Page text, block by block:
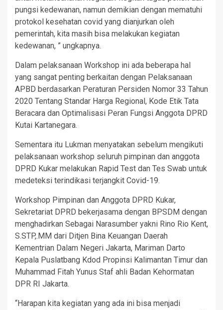
pungsi kedewanan, namun demikian dengan mematuhi
protokol kesehatan covid yang dianjurkan oleh
pemerintah, kita masih bisa melakukan kegiatan
kedewanan, ” ungkapnya.
Dalam pelaksanaan Workshop ini ada beberapa hal
yang sangat penting berkaitan dengan Pelaksanaan
APBD berdasarkan Peraturan Persiden Nomor 33 Tahun
2020 Tentang Standar Harga Regional, Kode Etik Tata
Beracara dan Optimalisasi Peran Fungsi Anggota DPRD
Kutai Kartanegara.
Sementara itu Lukman menyatakan sebelum mengikuti
pelaksanaan workshop seluruh pimpinan dan anggota
DPRD Kukar melakukan Rapid Test dan Tes Swab untuk
medeteksi terindikasi terjangkit Covid-19.
Workshop Pimpinan dan Anggota DPRD Kukar,
Sekretariat DPRD bekerjasama dengan BPSDM dengan
menghadirkan Sebagai Narasumber yakni Rino Rio Kent,
S.STP,.MM dari Ditjen Bina Keuangan Daerah
Kementrian Dalam Negeri Jakarta, Mariman Darto
Kepala Puslatbang Kdod Propinsi Kalimantan Timur dan
Muhammad Fitah Yunus Staf ahli Badan Kehormatan
DPR RI Jakarta.
“Harapan kita kegiatan yang ada ini bisa menjadi